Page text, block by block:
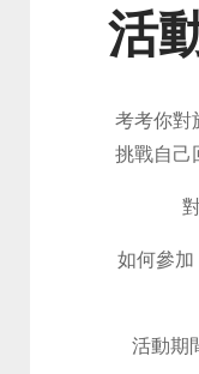
活
考考你對
挑戰自己
如何參加
活動期